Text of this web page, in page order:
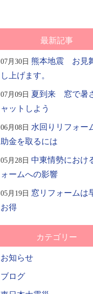
最新記事
07月30日 熊本地震 お見
し上げます。
07月09日 夏到来 窓で暑
ャットしよう
06月08日 水回りリフォー
助金を取るには
05月28日 中東情勢におけ
ォームへの影響
05月19日 窓リフォームは
お得
カテゴリー
お知らせ
ブログ